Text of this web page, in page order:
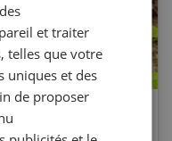
et traiter
telles que votre
uniques et des
de proposer